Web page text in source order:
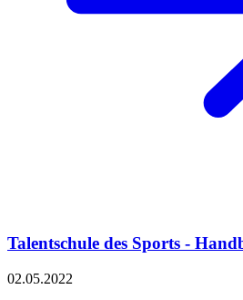
Talentschule des Sports -
02.05.2022